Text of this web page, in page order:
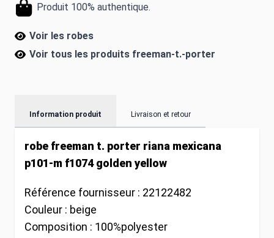
Produit 100% authentique.
Voir les robes
Voir tous les produits freeman-t.-porter
Information produit Livraison et retour
robe freeman t. porter riana mexicana
p101-m f1074 golden yellow
Référence fournisseur : 22122482
Couleur : beige
Composition : 100%polyester